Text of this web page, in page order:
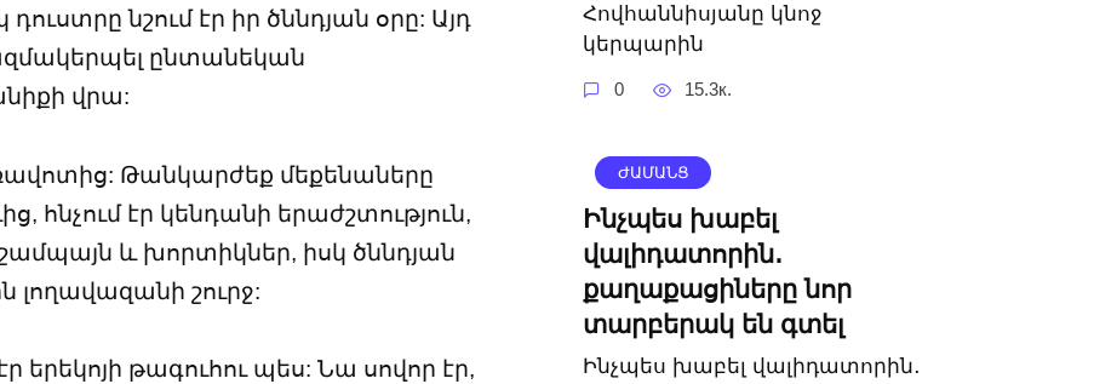
նշում էր իր ծննդյան օրը: Այդ
ընտանեկան
վրա:
Թանկարժեք մեքենաները
հնչում էր կենդանի երաժշտություն,
և խորտիկներ, իսկ ծննդյան
լողավազանի շուրջ:
երեկոյի թագուհու պես: Նա սովոր էր,
Հովհաննիսյանը կնոջ
կերպարին
0 15.3к.
ԺԱՄԱՆՑ
Ինչպես խաբել
վալիդատորին․
քաղաքացիները նոր
տարբերակ են գտել
Ինչպես խաբել վալիդատորին․